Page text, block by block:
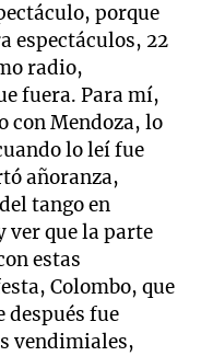
porque
espectáculos, 22
radio,
fuera. Para mí,
con Mendoza, lo
lo leí fue
añoranza,
tango en
ver que la parte
estas
Colombo, que
después fue
vendimiales,